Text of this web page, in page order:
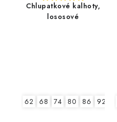
Chlupatkové kalhoty,
lososové
62 68 74 80 86 92-98